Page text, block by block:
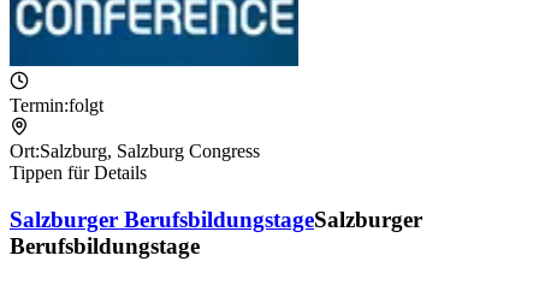
Termin:folgt
Ort:Salzburg, Salzburg Congress
Tippen für Details
Salzburger BerufsbildungstageSalzburger
Berufsbildungstage